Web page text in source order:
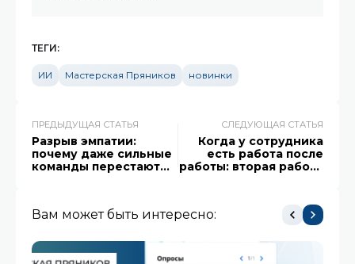
ТЕГИ:
ИИ Мастерская Пряников новинки
ПРЕДЫДУЩАЯ СТАТЬЯ
Разрыв эмпатии:
почему даже сильные
команды перестают
СЛЕДУЮЩАЯ СТАТЬЯ
Когда у сотрудника
есть работа после
работы: вторая работа
Вам может быть интересно: